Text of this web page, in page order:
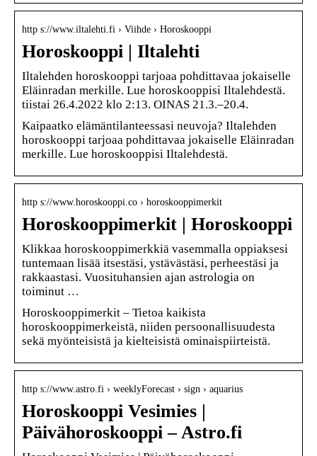
http s://www.iltalehti.fi › Viihde › Horoskooppi
Horoskooppi | Iltalehti
Iltalehden horoskooppi tarjoaa pohdittavaa jokaiselle
Eläinradan merkille. Lue horoskooppisi Iltalehdestä.
tiistai 26.4.2022 klo 2:13. OINAS 21.3.–20.4.
Kaipaatko elämäntilanteessasi neuvoja? Iltalehden
horoskooppi tarjoaa pohdittavaa jokaiselle Eläinradan
merkille. Lue horoskooppisi Iltalehdestä.
http s://www.horoskooppi.co › horoskooppimerkit
Horoskooppimerkit | Horoskooppi
Klikkaa horoskooppimerkkiä vasemmalla oppiaksesi
tuntemaan lisää itsestäsi, ystävästäsi, perheestäsi ja
rakkaastasi. Vuosituhansien ajan astrologia on
toiminut …
Horoskooppimerkit – Tietoa kaikista
horoskooppimerkeistä, niiden persoonallisuudesta
sekä myönteisistä ja kielteisistä ominaispiirteistä.
http s://www.astro.fi › weeklyForecast › sign › aquarius
Horoskooppi Vesimies |
Päivähoroskooppi – Astro.fi